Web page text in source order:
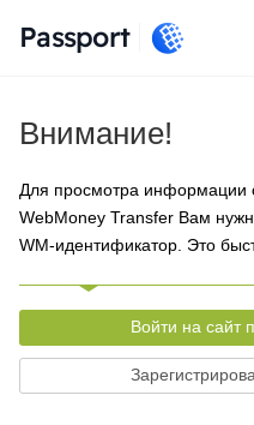
Passport
Внимание!
Для просмотра информации
WebMoney Transfer Вам
WM-идентификатор. Это
Войти на сайт